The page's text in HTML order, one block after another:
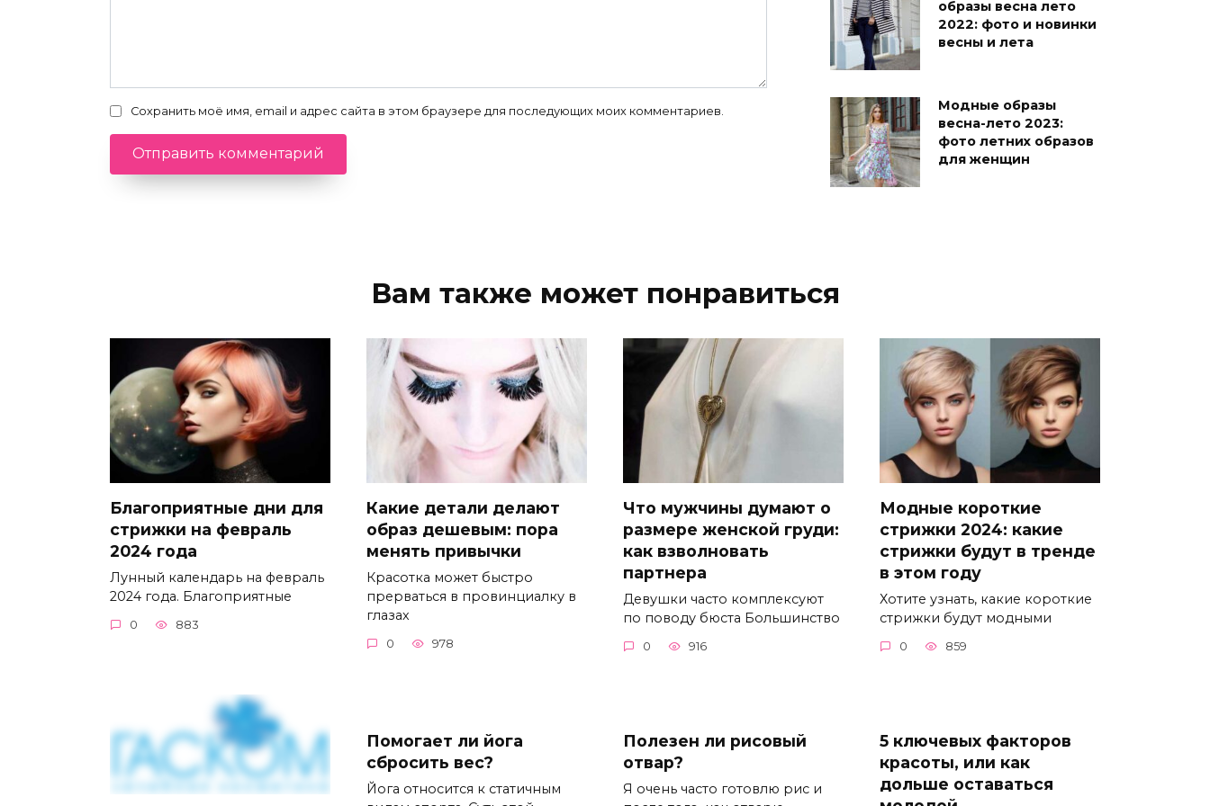
Сохранить моё имя, email и адрес сайта в этом браузере для последующих моих комментариев.
образы весна лето
2022: фото и новинки
весны и лета
Модные образы
весна-лето 2023:
фото летних образов
для женщин
Вам также может понравиться
Благоприятные дни для
стрижки на февраль
2024 года
Лунный календарь на февраль
2024 года. Благоприятные
0 883
Какие детали делают
образ дешевым: пора
менять привычки
Красотка может быстро
прерваться в провинциалку в
глазах
0 978
Что мужчины думают о
размере женской груди:
как взволновать
партнера
Девушки часто комплексуют
по поводу бюста Большинство
0 916
Модные короткие
стрижки 2024: какие
стрижки будут в тренде
в этом году
Хотите узнать, какие короткие
стрижки будут модными
0 859
Помогает ли йога
сбросить вес?
Йога относится к статичным
Полезен ли рисовый
отвар?
Я очень часто готовлю рис и
5 ключевых факторов
красоты, или как
дольше оставаться